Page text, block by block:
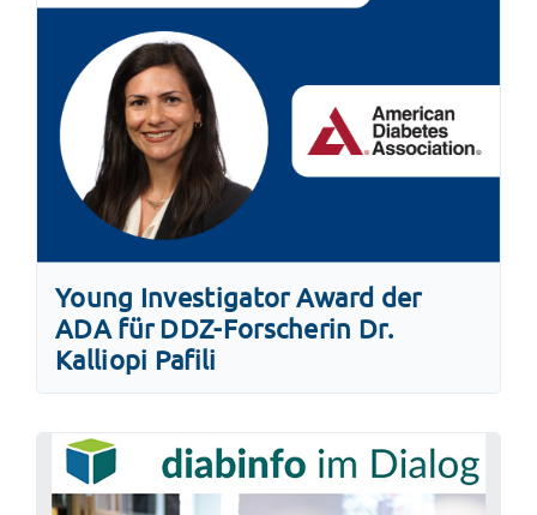
Young Investigator Award der
ADA für DDZ-Forscherin Dr.
Kalliopi Pafili